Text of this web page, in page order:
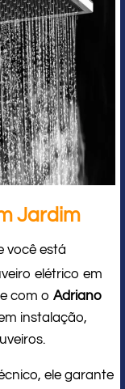
Jardim
você está
elétrico em
com o Adriano
instalação,
ele garante